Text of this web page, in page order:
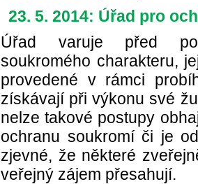
23. 5. 2014: Úřad pro
Úřad varuje před
soukromého charakteru,
provedené v rámci
získávají při výkonu své
nelze takové postupy
ochranu soukromí či je
zjevné, že některé
veřejný zájem přesahují.